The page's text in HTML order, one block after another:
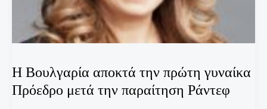
Η Βουλγαρία αποκτά την πρώτη γυναίκα
Πρόεδρο μετά την παραίτηση Ράντεφ